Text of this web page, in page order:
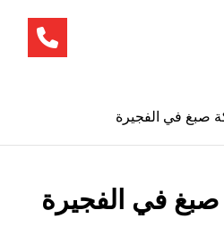
صبغ في الفجيرة
في الفجيرة